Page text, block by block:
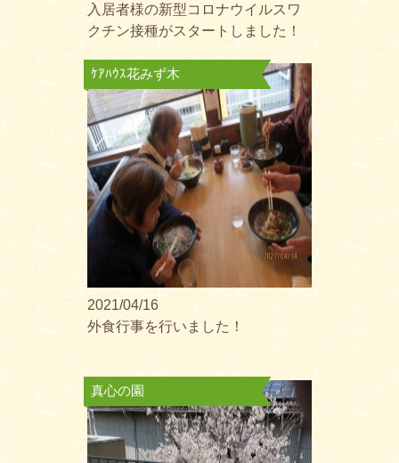
入居者様の新型コロナウイルスワ
クチン接種がスタートしました！
ｹｱﾊｳｽ花みず木
2021/04/16
外食行事を行いました！
真心の園